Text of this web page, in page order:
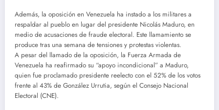
Además, la oposición en Venezuela ha instado a los militares a
respaldar al pueblo en lugar del presidente Nicolás Maduro, en
medio de acusaciones de fraude electoral. Este llamamiento se
produce tras una semana de tensiones y protestas violentas.
A pesar del llamado de la oposición, la Fuerza Armada de
Venezuela ha reafirmado su “apoyo incondicional” a Maduro,
quien fue proclamado presidente reelecto con el 52% de los votos
frente al 43% de González Urrutia, según el Consejo Nacional
Electoral (CNE).